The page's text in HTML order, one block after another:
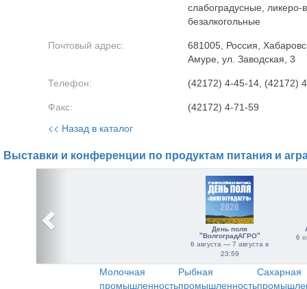
слабоградусные, ликеро-
безалкогольные
Почтовый адрес:
681005, Россия,
Амуре, ул. Заводская, 3
Телефон: (42172) 4-45-14, (42172)
Факс: (42172) 4-71-59
<< Назад в каталог
Выставки и конференции по продуктам питания и
День поля
"ВолгоградАГРО"
6 августа — 7 августа в
23:59
6
Молочная
промышленность
Рыбная
промышленность
Сахарная